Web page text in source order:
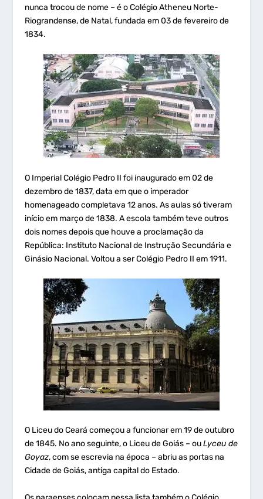
nunca trocou de nome – é o Colégio Atheneu Norte-
Riograndense, de Natal, fundada em 03 de fevereiro de
1834.
O Imperial Colégio Pedro II foi inaugurado em 02 de
dezembro de 1837, data em que o imperador
homenageado completava 12 anos. As aulas só tiveram
início em março de 1838. A escola também teve outros
dois nomes depois que houve a proclamação da
República: Instituto Nacional de Instrução Secundária e
Ginásio Nacional. Voltou a ser Colégio Pedro II em 1911.
O Liceu do Ceará começou a funcionar em 19 de outubro
de 1845. No ano seguinte, o Liceu de Goiás – ouLyceu de
Goyaz, com se escrevia na época – abriu as portas na
Cidade de Goiás, antiga capital do Estado.